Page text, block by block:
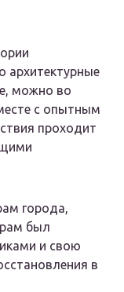
архитектурные
можно во
с опытным
проходит
города,
был
и свою
в